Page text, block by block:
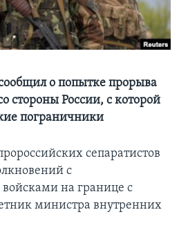
о попытке прорыва
стороны России, с которой
пограничники
сепаратистов
с
на границе с
министра внутренних